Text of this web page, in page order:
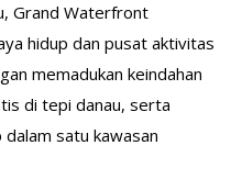
Grand Waterfront
hidup dan pusat aktivitas
memadukan keindahan
di tepi danau, serta
satu kawasan